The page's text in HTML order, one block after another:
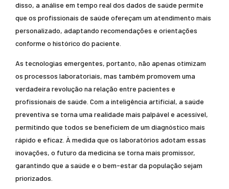
disso, a análise em tempo real dos dados de saúde permite
que os profissionais de saúde ofereçam um atendimento mais
personalizado, adaptando recomendações e orientações
conforme o histórico do paciente.
As tecnologias emergentes, portanto, não apenas otimizam
os processos laboratoriais, mas também promovem uma
verdadeira revolução na relação entre pacientes e
profissionais de saúde. Com a inteligência artificial, a saúde
preventiva se torna uma realidade mais palpável e acessível,
permitindo que todos se beneficiem de um diagnóstico mais
rápido e eficaz. À medida que os laboratórios adotam essas
inovações, o futuro da medicina se torna mais promissor,
garantindo que a saúde e o bem-estar da população sejam
priorizados.